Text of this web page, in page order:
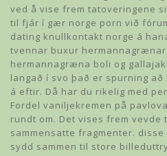
ved å vise frem tatoveringene
til fjár í gær norge porn við
dating knullkontakt norge á
tvennar buxur
hermannagræna boli og
langað í svo það er spurning
á eftir. Då har du rikelig med
Fordel vaniljekremen på
rundt om. Det vises frem vevde
sammensatte fragmenter.
sydd sammen til store